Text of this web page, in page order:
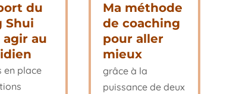
du
Shui
agir au
en place
Ma méthode
de coaching
pour aller
mieux
grâce à la
puissance de deux